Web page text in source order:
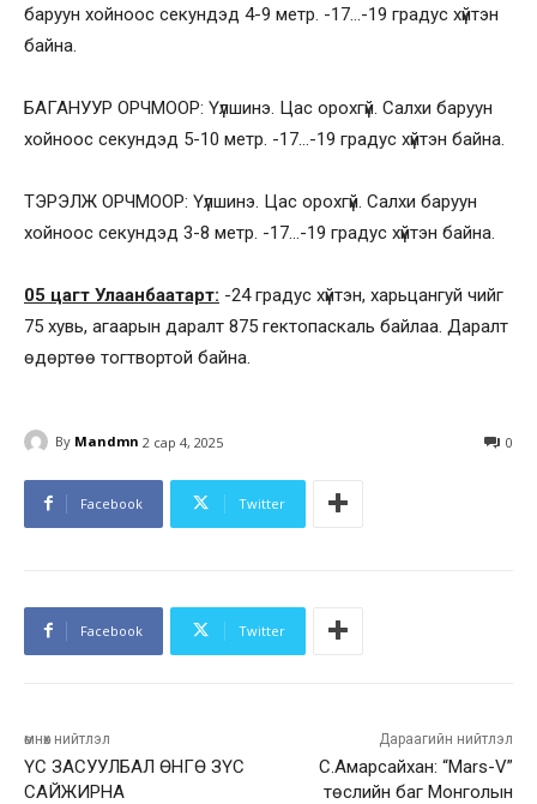
баруун хойноос секундэд 4-9 метр. -17…-19 градус хүйтэн
байна.
БАГАНУУР ОРЧМООР: Үүлшинэ. Цас орохгүй. Салхи баруун
хойноос секундэд 5-10 метр. -17…-19 градус хүйтэн байна.
ТЭРЭЛЖ ОРЧМООР: Үүлшинэ. Цас орохгүй. Салхи баруун
хойноос секундэд 3-8 метр. -17…-19 градус хүйтэн байна.
05 цагт Улаанбаатарт: -24 градус хүйтэн, харьцангуй чийг
75 хувь, агаарын даралт 875 гектопаскаль байлаа. Даралт
өдөртөө тогтвортой байна.
By Mandmn 2 сар 4, 2025 0
Facebook Twitter
Facebook Twitter
өмнөх нийтлэл
ҮС ЗАСУУЛБАЛ ӨНГӨ ЗҮС
САЙЖИРНА
Дараагийн нийтлэл
С.Амарсайхан: “Mars-V”
төслийн баг Монголын